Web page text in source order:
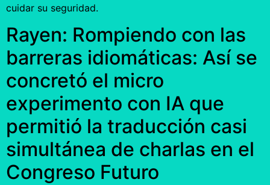
cuidar su seguridad.
Rayen: Rompiendo con las
barreras idiomáticas: Así se
concretó el micro
experimento con IA que
permitió la traducción casi
simultánea de charlas en el
Congreso Futuro